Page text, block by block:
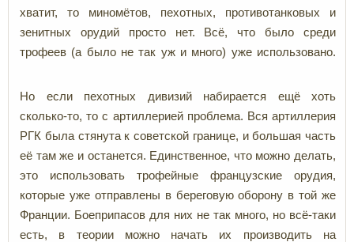
хватит, то миномётов, пехотных, противотанковых и
зенитных орудий просто нет. Всё, что было среди
трофеев (а было не так уж и много) уже использовано.
Но если пехотных дивизий набирается ещё хоть
сколько-то, то с артиллерией проблема. Вся артиллерия
РГК была стянута к советской границе, и большая часть
её там же и останется. Единственное, что можно делать,
это использовать трофейные французские орудия,
которые уже отправлены в береговую оборону в той же
Франции. Боеприпасов для них не так много, но всё-таки
есть, в теории можно начать их производить на